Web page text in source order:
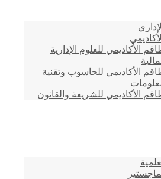
الأكاديمي للعلوم الإدارية
الأكاديمي للحاسوب وتقنية
الأكاديمي للشريعة والقانون